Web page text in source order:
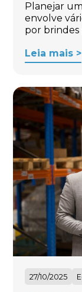
Planejar
envolve
por brindes
Leia mais >
27/10/2025